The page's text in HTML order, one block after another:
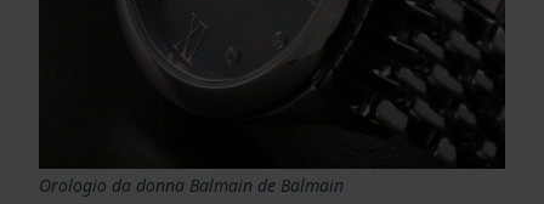
Orologio da donna Balmain de Balmain